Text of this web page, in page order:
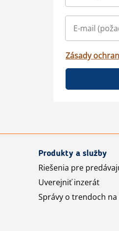
Zásady
Produkty a služby
Riešenia pre
Uverejniť inzerát
Správy o trendoch